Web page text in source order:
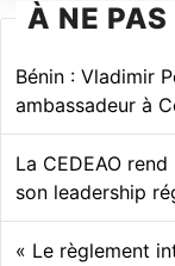
À NE
Bénin : Vladimir
ambassadeur à
La CEDEAO
son leadership
« Le règlement